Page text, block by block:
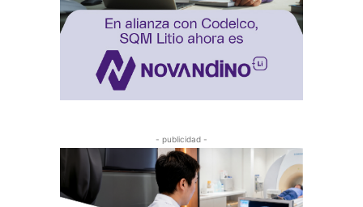
- publicidad -